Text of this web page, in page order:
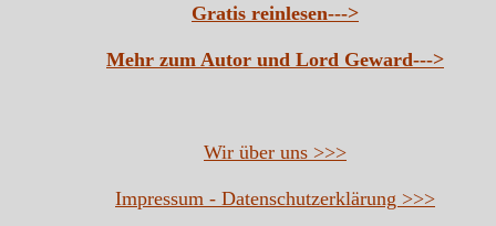
Gratis reinlesen--->
Mehr zum Autor und Lord Geward--->
Wir über uns >>>
Impressum - Datenschutzerklärung >>>